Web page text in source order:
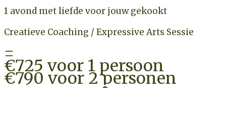
1 avond met liefde voor jouw gekookt
Creatieve Coaching / Expressive Arts Sessie
=
€725 voor 1 persoon
€790 voor 2 personen